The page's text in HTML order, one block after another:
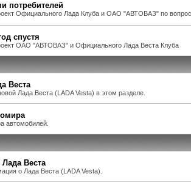
потребителей
Официального Лада Клуба и ОАО "АВТОВАЗ" по
спустя
ОАО "АВТОВАЗ" и Официального Лада Веста Клуба
Веста
Лада Веста (LADA Vesta) в этом разделе.
автомобилей.
Веста
о Лада Веста (LADA Vesta).